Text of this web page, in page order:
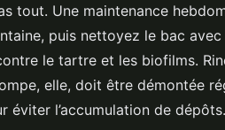
tout. Une maintenance
puis nettoyez le bac
le tartre et les biofilms.
elle, doit être démontée
éviter l’accumulation de dépôts.